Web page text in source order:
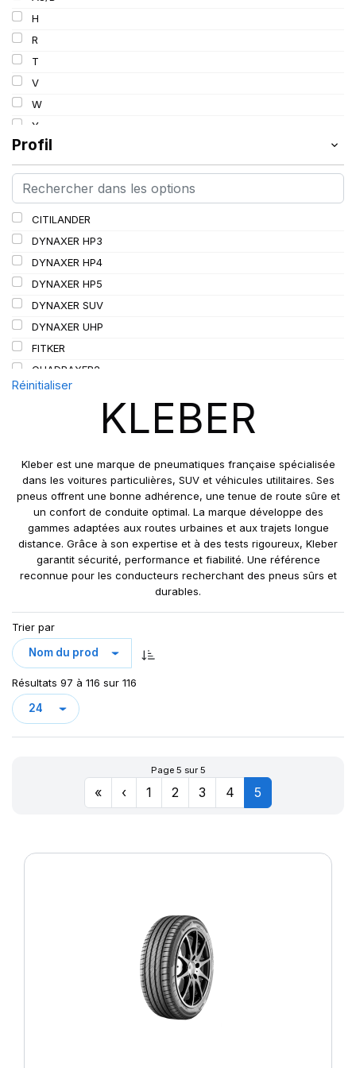
109/106
110/108
112A8/109B
114/111
115/113
116/113
116/114
127/127
144/141
H
R
T
V
W
Y
Profil
CITILANDER
DYNAXER HP3
DYNAXER HP4
DYNAXER HP5
DYNAXER SUV
DYNAXER UHP
FITKER
QUADRAXER2
SUP 8L
XL DYNAXER UHP
Réinitialiser
KLEBER
Kleber est une marque de pneumatiques française spécialisée
dans les voitures particulières, SUV et véhicules utilitaires. Ses
pneus offrent une bonne adhérence, une tenue de route sûre et
un confort de conduite optimal. La marque développe des
gammes adaptées aux routes urbaines et aux trajets longue
distance. Grâce à son expertise et à des tests rigoureux, Kleber
garantit sécurité, performance et fiabilité. Une référence
reconnue pour les conducteurs recherchant des pneus sûrs et
durables.
Trier par
Résultats 97 à 116 sur 116
Page 5 sur 5
« ‹ 1 2 3 4 5